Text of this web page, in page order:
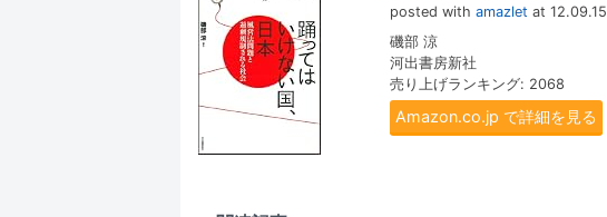
posted with amazlet at 12.09.15
磯部 涼
河出書房新社
売り上げランキング: 2068
Amazon.co.jp で詳細を見る